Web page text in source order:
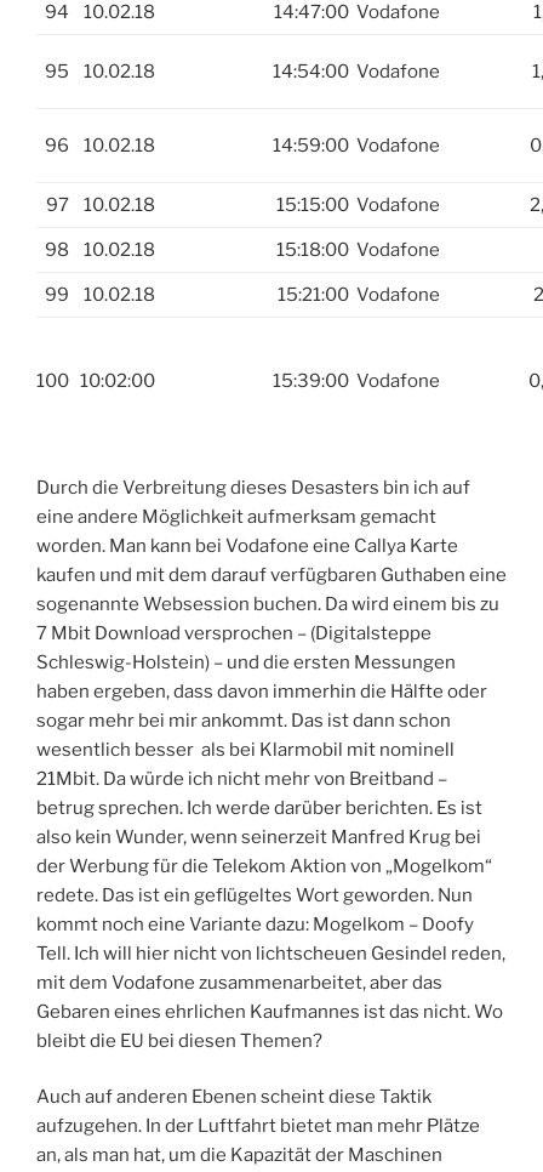
94 10.02.18 14:47:00 Vodafone
95 10.02.18 14:54:00 Vodafone
96 10.02.18 14:59:00 Vodafone
97 10.02.18 15:15:00 Vodafone
98 10.02.18 15:18:00 Vodafone
99 10.02.18 15:21:00 Vodafone
100 10:02:00 15:39:00 Vodafone
Durch die Verbreitung dieses Desasters bin ich auf
eine andere Möglichkeit aufmerksam gemacht
worden. Man kann bei Vodafone eine Callya Karte
kaufen und mit dem darauf verfügbaren Guthaben eine
sogenannte Websession buchen. Da wird einem bis zu
7 Mbit Download versprochen – (Digitalsteppe
Schleswig-Holstein) – und die ersten Messungen
haben ergeben, dass davon immerhin die Hälfte oder
sogar mehr bei mir ankommt. Das ist dann schon
wesentlich besser als bei Klarmobil mit nominell
21Mbit. Da würde ich nicht mehr von Breitband –
betrug sprechen. Ich werde darüber berichten. Es ist
also kein Wunder, wenn seinerzeit Manfred Krug bei
der Werbung für die Telekom Aktion von „Mogelkom“
redete. Das ist ein geflügeltes Wort geworden. Nun
kommt noch eine Variante dazu: Mogelkom – Doofy
Tell. Ich will hier nicht von lichtscheuen Gesindel reden,
mit dem Vodafone zusammenarbeitet, aber das
Gebaren eines ehrlichen Kaufmannes ist das nicht. Wo
bleibt die EU bei diesen Themen?
Auch auf anderen Ebenen scheint diese Taktik
aufzugehen. In der Luftfahrt bietet man mehr Plätze
an, als man hat, um die Kapazität der Maschinen